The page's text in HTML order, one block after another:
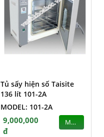
Tủ sấy hiện số Taisite
136 lít 101-2A
MODEL: 101-2A
9,000,000
đ
MUA